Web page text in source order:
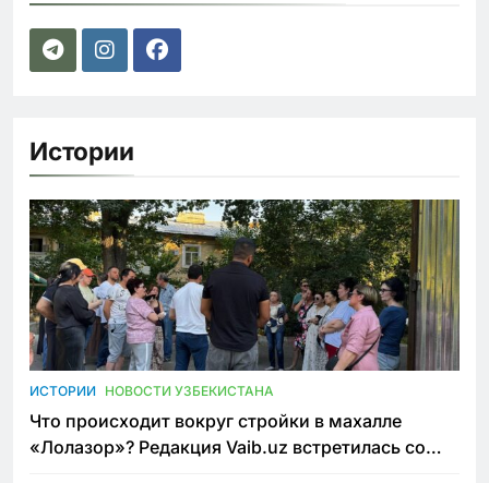
Истории
ИСТОРИИ НОВОСТИ УЗБЕКИСТАНА
Что происходит вокруг стройки в махалле
«Лолазор»? Редакция Vaib.uz встретилась со